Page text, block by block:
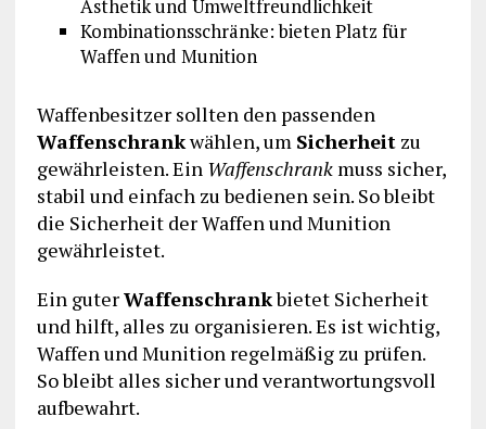
Ästhetik und Umweltfreundlichkeit
Kombinationsschränke: bieten Platz für
Waffen und Munition
Waffenbesitzer sollten den passenden
Waffenschrankwählen, um Sicherheitzu
gewährleisten. Ein Waffenschrankmuss sicher,
stabil und einfach zu bedienen sein. So bleibt
die Sicherheit der Waffen und Munition
gewährleistet.
Ein guterWaffenschrankbietet Sicherheit
und hilft, alles zu organisieren. Es ist wichtig,
Waffen und Munition regelmäßig zu prüfen.
So bleibt alles sicher und verantwortungsvoll
aufbewahrt.